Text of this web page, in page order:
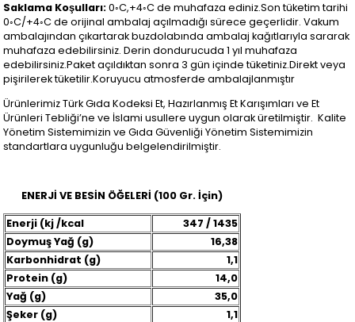
Saklama Koşulları:0◦C,+4◦C de muhafaza ediniz.Son tüketim tarihi
0◦C/+4◦C de orijinal ambalaj açılmadığı sürece geçerlidir. Vakum
ambalajından çıkartarak buzdolabında ambalaj kağıtlarıyla sararak
muhafaza edebilirsiniz. Derin dondurucuda 1 yıl muhafaza
edebilirsiniz.Paket açıldıktan sonra 3 gün içinde tüketiniz.Direkt veya
pişirilerek tüketilir.Koruyucu atmosferde ambalajlanmıştır
Ürünlerimiz Türk Gıda Kodeksi Et, Hazırlanmış Et Karışımları ve Et
Ürünleri Tebliği’ne ve İslami usullere uygun olarak üretilmiştir. Kalite
Yönetim Sistemimizin ve Gıda Güvenliği Yönetim Sistemimizin
standartlara uygunluğu belgelendirilmiştir.
ENERJİ VE BESİN ÖĞELERİ (100 Gr. İçin)
Enerji (kj /kcal
347 / 1435
Doymuş Yağ (g)
16,38
Karbonhidrat (g)
1,1
Protein (g)
14,0
Yağ (g)
35,0
Şeker (g)
1,1